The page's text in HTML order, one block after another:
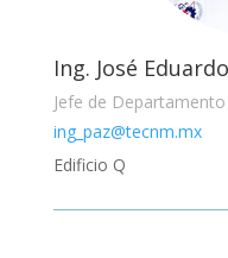
Ing. José
Jefe de Departamento
ing_paz@tecnm.mx
Edificio Q